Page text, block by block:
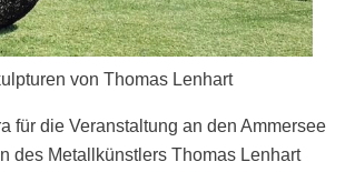
von Thomas Lenhart
für die Veranstaltung an den Ammersee
des Metallkünstlers Thomas Lenhart